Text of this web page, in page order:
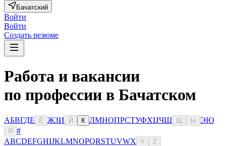
Бачатский
Войти
Войти
Создать резюме
Работа и вакансии
по профессии в Бачатском
АБВГДЕ Ё ЖЗИ Й К ЛМНОПРСТУФХЦЧШ Ы ЭЮ
Я
#
ABCDEFGHIJKLMNOPQRSTUVWX Y Z